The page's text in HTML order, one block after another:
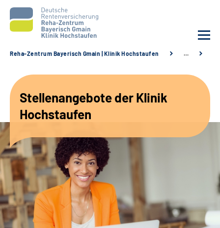
Unsere Angebote
Karriere
Sozialdienste & Zuweisende
Suche
Reha-Zentrum Bayerisch Gmain | Klinik Hochstaufen …
Stellenangebote der Klinik
Hochstaufen